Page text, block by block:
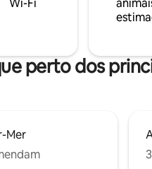
Wi-Fi
perto dos
Mer